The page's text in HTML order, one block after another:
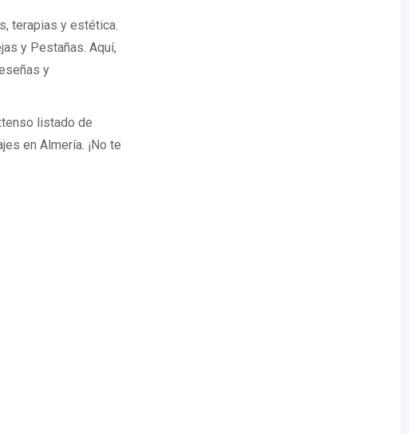
terapias y estética.
y Pestañas. Aquí,
y
listado de
en Almería. ¡No te